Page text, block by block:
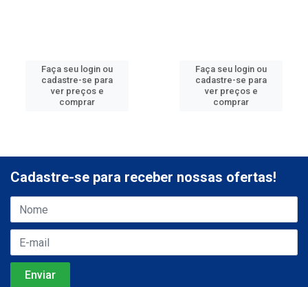
Faça seu login ou
cadastre-se para
ver preços e
comprar
Faça seu login ou
cadastre-se para
ver preços e
comprar
Cadastre-se para receber nossas ofertas!